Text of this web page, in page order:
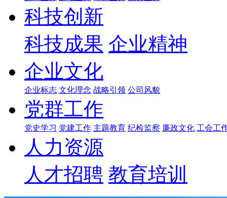
科技创新
科技成果 企业精神
企业文化
企业标志 文化理念 战略引领 公司风貌
党群工作
党史学习 党建工作 主题教育 纪检监察 廉政文化 工会工
人力资源
人才招聘 教育培训